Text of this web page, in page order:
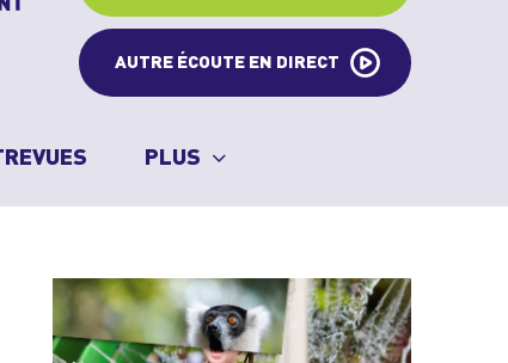
AUTRE ÉCOUTE EN DIRECT
PLUS